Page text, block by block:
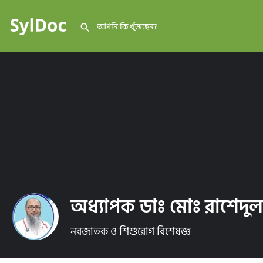
অধ্যাপক ডাঃ মোঃ
নবজাতক ও শিশুরোগ বিশেষজ্ঞ